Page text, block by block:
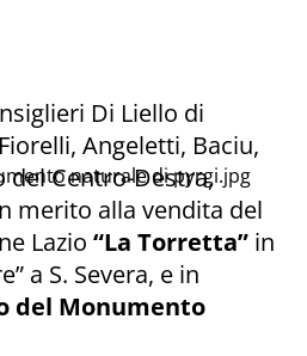
naturale di pyrgi.jpg
Di Liello di
Angeletti, Baciu,
del Centro-Destra,
merito alla vendita del
Lazio “La Torretta” in
a S. Severa, e in
del Monumento